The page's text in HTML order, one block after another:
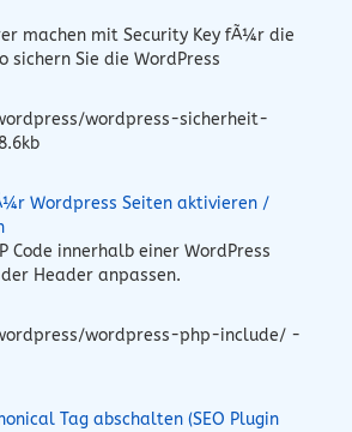
machen mit Security Key fÃ¼r die
sichern Sie die WordPress
wordpress-sicherheit-
Wordpress Seiten aktivieren /
Code innerhalb einer WordPress
Header anpassen.
wordpress-php-include/ -
Tag abschalten (SEO Plugin